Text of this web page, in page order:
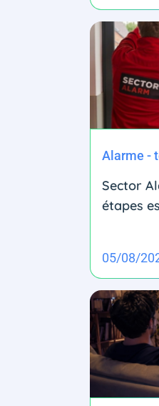
Alarme -
Sector
étapes
05/08/